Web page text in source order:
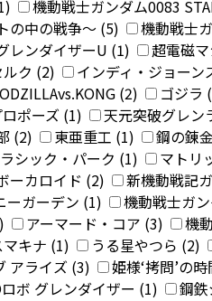
機動戦士ガンダム0083
の中の戦争〜 (5)
機動戦士
レンダイザーU (1)
超電磁
ク (2)
インディ・ジョー
(2)
ゴジラ
ポーズ (1)
天元突破グレ
(2)
東亜重工 (1)
鋼の錬
シック・パーク (1)
マトリ
ーカロイド (2)
新機動戦記
ーガーデン (1)
機動戦士ガ
アーマード・コア (3)
機
キナ (1)
うる星やつら (2)
アライズ (3)
姫様‘拷問’の
ボ グレンダイザー (1)
鋼